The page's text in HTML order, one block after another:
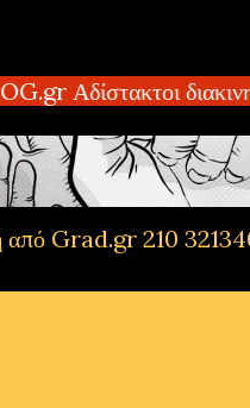
από Grad.gr 210